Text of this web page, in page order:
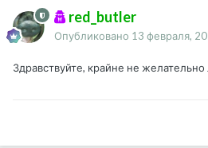
red_butler
Опубликовано 13 февраля,
Здравствуйте, крайне не желательно